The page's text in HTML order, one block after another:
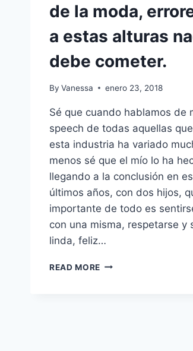
de la moda,
a estas alturas
debe cometer.
By Vanessa enero 23, 2018
Sé que cuando hablamos de
speech de todas aquellas
esta industria ha variado
menos sé que el mío lo ha
llegando a la conclusión en
últimos años, con dos hijos,
importante de todo es
con una misma, respetarse y
linda, feliz…
READ MORE MIS